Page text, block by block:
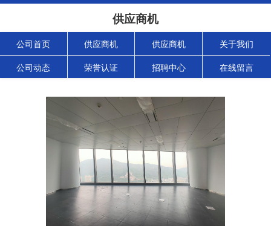
供应商机
公司首页 供应商机 供应商机 关于我们
公司动态 荣誉认证 招聘中心 在线留言